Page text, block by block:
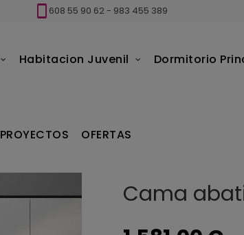
608 55 90 62 - 983 455 389
Habitacion Juvenil Dormitorio
PROYECTOS OFERTAS
Cama